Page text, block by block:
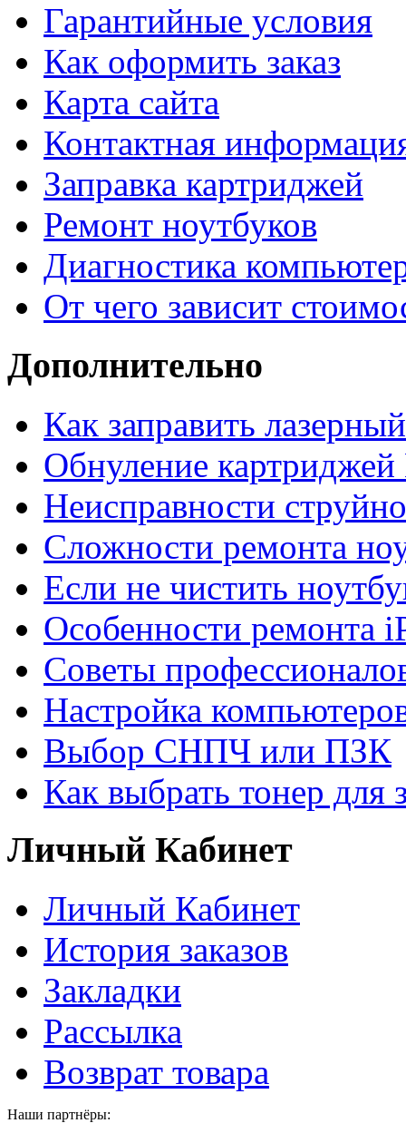
Гарантийные условия
Как оформить заказ
Карта сайта
Контактная
Заправка картриджей
Ремонт ноутбуков
Диагностика
От чего зависит
Дополнительно
Как заправить
Обнуление
Неисправности
Сложности ремонта
Если не чистить
Особенности ремонта
Советы
Настройка
Выбор СНПЧ или ПЗК
Как выбрать тонер для
Личный Кабинет
Личный Кабинет
История заказов
Закладки
Рассылка
Возврат товара
Наши партнёры: